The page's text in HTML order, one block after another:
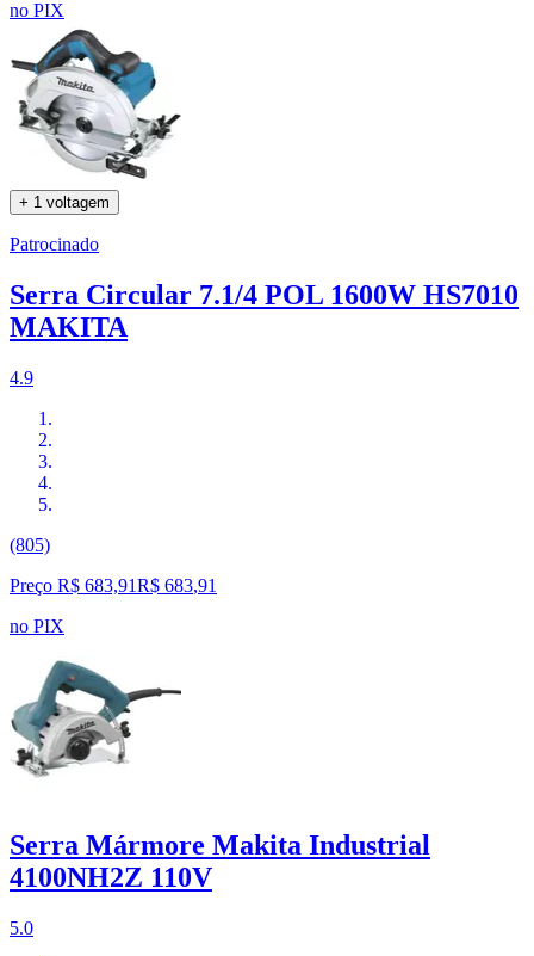
no PIX
+ 1 voltagem
Patrocinado
Serra Circular 7.1/4 POL 1600W HS7010
MAKITA
4.9
(805)
Preço R$ 683,91R$ 683,91
no PIX
Serra Mármore Makita Industrial
4100NH2Z 110V
5.0